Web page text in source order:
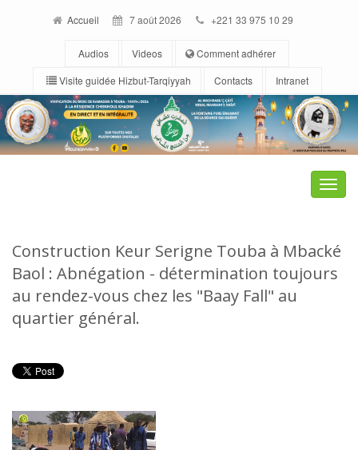
Accueil 7 août 2026 +221 33 975 10 29
Audios Videos
Comment adhérer
Visite guidée Hizbut-Tarqiyyah
Contacts Intranet
Toggle
Construction Keur Serigne Touba à Mbacké
Baol : Abnégation - détermination toujours
au rendez-vous chez les "Baay Fall" au
quartier général.